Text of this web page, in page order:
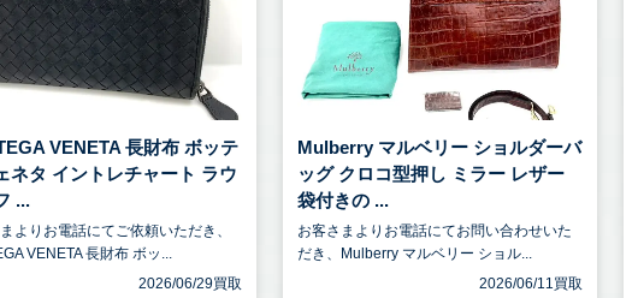
VENETA 長財布 ボッテ
ネタ イントレチャート ラウ
...
よりお電話にてご依頼いただき、
VENETA 長財布 ボッ...
2026/06/29買取
Mulberry マルベリー ショルダーバ
ッグ クロコ型押し ミラー レザー
袋付きの ...
お客さまよりお電話にてお問い合わせいた
だき、Mulberry マルベリー ショル...
2026/06/11買取